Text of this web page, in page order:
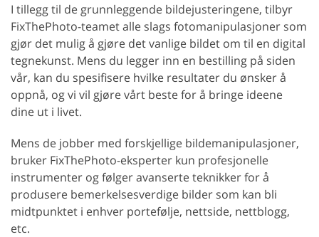
I tillegg til de grunnleggende bildejusteringene, tilbyr
FixThePhoto-teamet alle slags fotomanipulasjoner som
gjør det mulig å gjøre det vanlige bildet om til en digital
tegnekunst. Mens du legger inn en bestilling på siden
vår, kan du spesifisere hvilke resultater du ønsker å
oppnå, og vi vil gjøre vårt beste for å bringe ideene
dine ut i livet.
Mens de jobber med forskjellige bildemanipulasjoner,
bruker FixThePhoto-eksperter kun profesjonelle
instrumenter og følger avanserte teknikker for å
produsere bemerkelsesverdige bilder som kan bli
midtpunktet i enhver portefølje, nettside, nettblogg,
etc.